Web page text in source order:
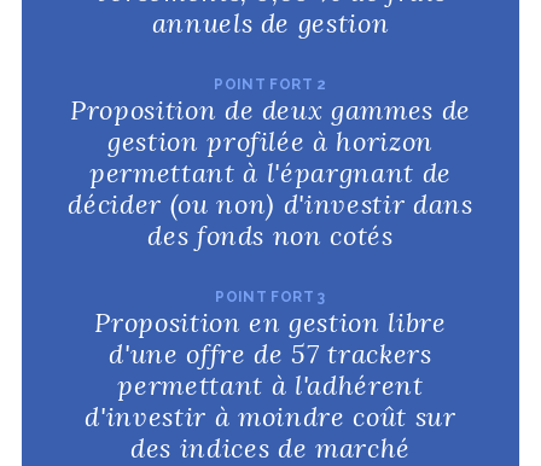
annuels de gestion
POINT FORT 2
Proposition de deux gammes de
gestion profilée à horizon
permettant à l'épargnant de
décider (ou non) d'investir dans
des fonds non cotés
POINT FORT 3
Proposition en gestion libre
d'une offre de 57 trackers
permettant à l'adhérent
d'investir à moindre coût sur
des indices de marché